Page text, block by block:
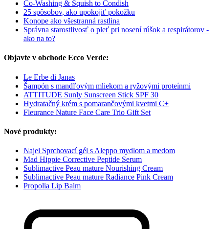
Co-Washing & Squish to Condish
25 spôsobov, ako upokojiť pokožku
Konope ako všestranná rastlina
Správna starostlivosť o pleť pri nosení rúšok a respirátorov -
ako na to?
Objavte v obchode Ecco Verde:
Le Erbe di Janas
Šampón s mandľovým mliekom a ryžovými proteínmi
ATTITUDE Sunly Sunscreen Stick SPF 30
Hydratačný krém s pomarančovými kvetmi C+
Fleurance Nature Face Care Trio Gift Set
Nové produkty:
Najel Sprchovací gél s Aleppo mydlom a medom
Mad Hippie Corrective Peptide Serum
Sublimactive Peau mature Nourishing Cream
Sublimactive Peau mature Radiance Pink Cream
Propolia Lip Balm